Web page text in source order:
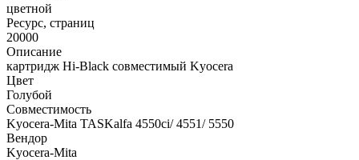
цветной
Ресурс, страниц
20000
Описание
картридж Hi-Black совместимый Kyocera
Цвет
Голубой
Совместимость
Kyocera-Mita TASKalfa 4550ci/ 4551/ 5550
Вендор
Kyocera-Mita